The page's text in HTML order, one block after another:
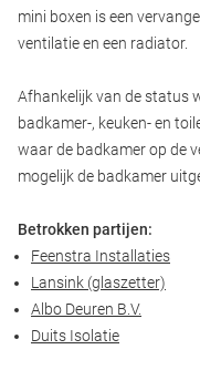
mini boxen is een
ventilatie en een radiator.
Afhankelijk van de status
badkamer-, keuken- en
waar de badkamer op de
mogelijk de badkamer
Betrokken partijen:
Feenstra Installaties
Lansink (glaszetter)
Albo Deuren B.V.
Duits Isolatie